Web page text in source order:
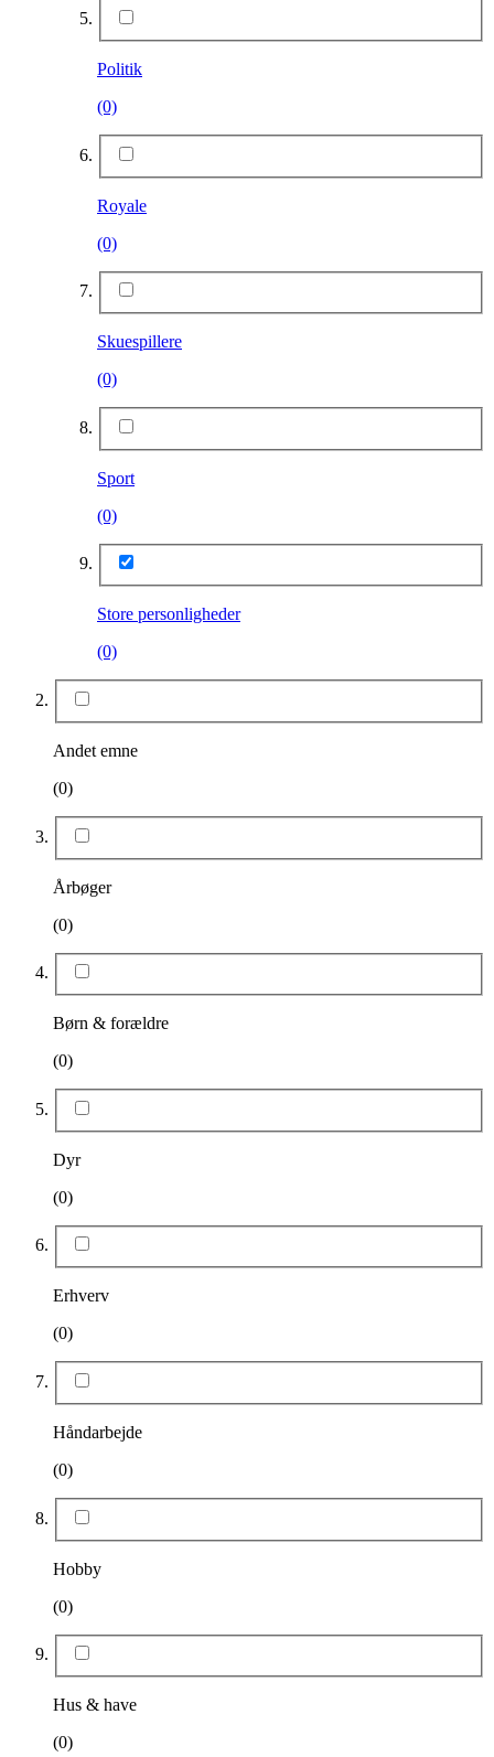
Politik
(0)
Royale
(0)
Skuespillere
(0)
Sport
(0)
Store personligheder
(0)
Andet emne
(0)
Årbøger
(0)
Børn & forældre
(0)
Dyr
(0)
Erhverv
(0)
Håndarbejde
(0)
Hobby
(0)
Hus & have
(0)